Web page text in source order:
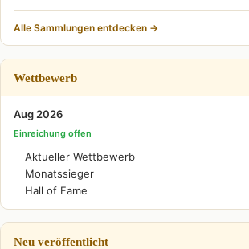
Alle Sammlungen entdecken →
Wettbewerb
Aug 2026
Einreichung offen
Aktueller Wettbewerb
Monatssieger
Hall of Fame
Neu veröffentlicht